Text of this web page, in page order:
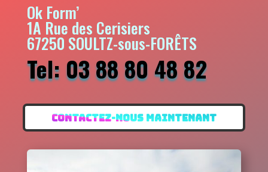
Ok Form’
1A Rue des Cerisiers
67250 SOULTZ-sous-FORÊTS
Tel: 03 88 80 48 82
CONTACTEZ-NOUS MAINTENANT